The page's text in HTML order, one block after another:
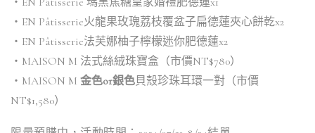
・EN Pâtisserie火龍果玫瑰荔枝覆盆子扁德蓮夾心餅乾x2
・EN Pâtisserie法芙娜柚子檸檬迷你肥德蓮x2
・MAISON M 法式絲絨珠寶盒（市價NT$780）
・MAISON M 金色or銀色貝殼珍珠耳環一對（市價
NT$1,580）